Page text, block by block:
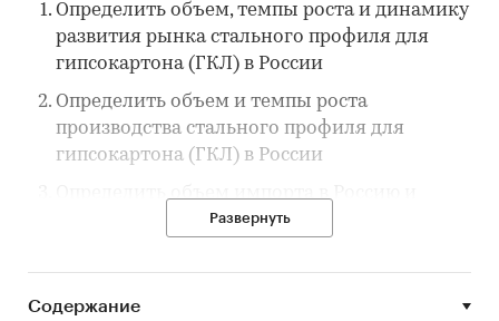
Определить объем, темпы роста и динамику
развития рынка стального профиля для
гипсокартона (ГКЛ) в России
Определить объем и темпы роста
производства стального профиля для
гипсокартона (ГКЛ) в России
экспорта из России стального профиля для
производителей рынка стального профиля
Развернуть
Содержание